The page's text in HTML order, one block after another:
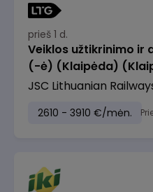
prieš 1 d.
Veiklos užtikrinimo ir
(-ė) (Klaipėda)
JSC Lithuanian
2610 - 3910 €/mėn.